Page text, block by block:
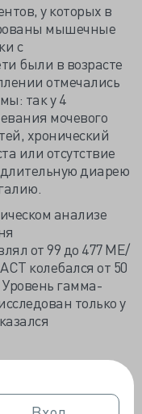
у которых в
мышечные
с
были в возрасте
отмечались
так у 4
мочевого
хронический
или отсутствие
диарею
анализе
от 99 до 477 МЕ/
колебался от 50
гамма-
только у
или
например,
походка